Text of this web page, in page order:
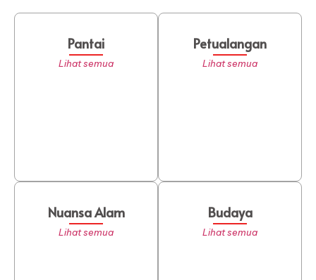
Pantai
Lihat semua
Petualangan
Lihat semua
Nuansa Alam
Lihat semua
Budaya
Lihat semua